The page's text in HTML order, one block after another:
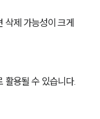
삭제 가능성이 크게
활용될 수 있습니다.